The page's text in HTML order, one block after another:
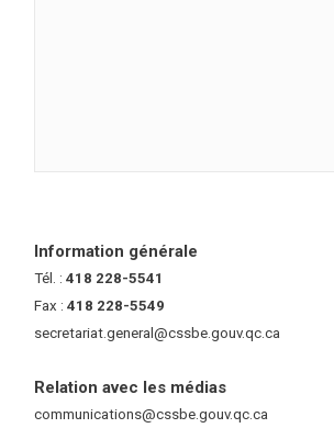
Information générale
Tél. :418 228-5541
Fax :418 228-5549
secretariat.general@cssbe.gouv.qc.ca
Relation avec les médias
communications@cssbe.gouv.qc.ca